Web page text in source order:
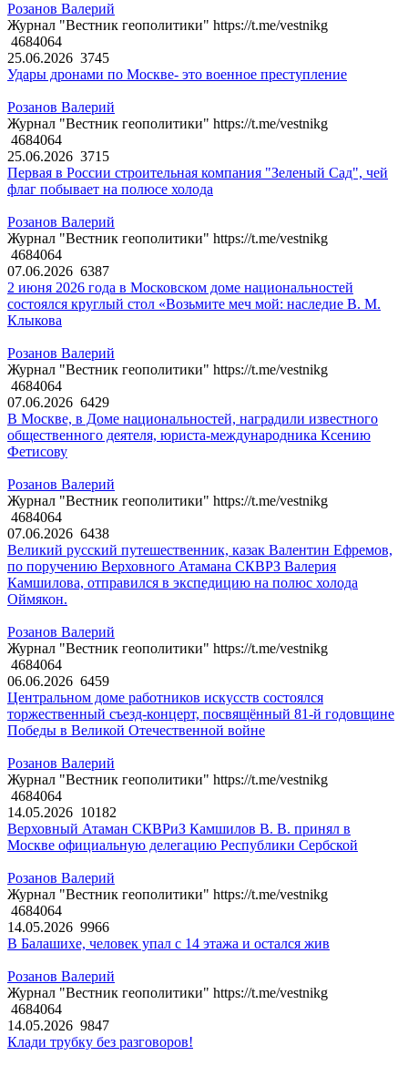
Розанов Валерий
Журнал "Вестник геополитики" https://t.me/vestnikg
4684064
25.06.2026 3745
Удары дронами по Москве- это военное преступление
Розанов Валерий
Журнал "Вестник геополитики" https://t.me/vestnikg
4684064
25.06.2026 3715
Первая в России строительная компания "Зеленый Сад", чей
флаг побывает на полюсе холода
Розанов Валерий
Журнал "Вестник геополитики" https://t.me/vestnikg
4684064
07.06.2026 6387
2 июня 2026 года в Московском доме национальностей
состоялся круглый стол «Возьмите меч мой: наследие В. М.
Клыкова
Розанов Валерий
Журнал "Вестник геополитики" https://t.me/vestnikg
4684064
07.06.2026 6429
В Москве, в Доме национальностей, наградили известного
общественного деятеля, юриста-международника Ксению
Фетисову
Розанов Валерий
Журнал "Вестник геополитики" https://t.me/vestnikg
4684064
07.06.2026 6438
Великий русский путешественник, казак Валентин Ефремов,
по поручению Верховного Атамана СКВРЗ Валерия
Камшилова, отправился в экспедицию на полюс холода
Оймякон.
Розанов Валерий
Журнал "Вестник геополитики" https://t.me/vestnikg
4684064
06.06.2026 6459
Центральном доме работников искусств состоялся
торжественный съезд-концерт, посвящённый 81-й годовщине
Победы в Великой Отечественной войне
Розанов Валерий
Журнал "Вестник геополитики" https://t.me/vestnikg
4684064
14.05.2026 10182
Верховный Атаман СКВРиЗ Камшилов В. В. принял в
Москве официальную делегацию Республики Сербской
Розанов Валерий
Журнал "Вестник геополитики" https://t.me/vestnikg
4684064
14.05.2026 9966
В Балашихе, человек упал с 14 этажа и остался жив
Розанов Валерий
Журнал "Вестник геополитики" https://t.me/vestnikg
4684064
14.05.2026 9847
Клади трубку без разговоров!